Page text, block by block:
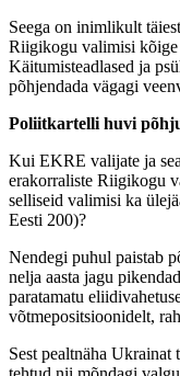
Seega on inimlikult
Riigikogu valimisi
Käitumisteadlased ja
põhjendada vägagi
Poliitkartelli huvi
Kui EKRE valijate ja
erakorraliste Riigikogu
selliseid valimisi ka
Eesti 200)?
Nendegi puhul paistab
nelja aasta jagu
paratamatu
võtmepositsioonidelt,
Sest pealtnäha Ukrainat